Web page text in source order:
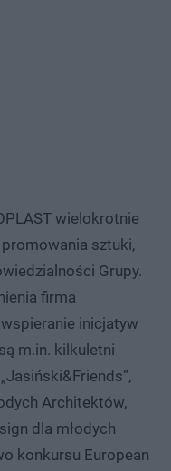
wielokrotnie
promowania sztuki,
Grupy.
firma
inicjatyw
m.in. kilkuletni
Architektów,
dla młodych
konkursu European